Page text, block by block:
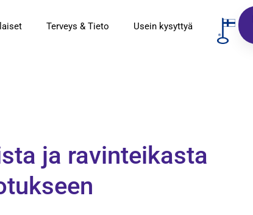
Terveys & Tieto Usein kysyttyä
ja ravinteikasta